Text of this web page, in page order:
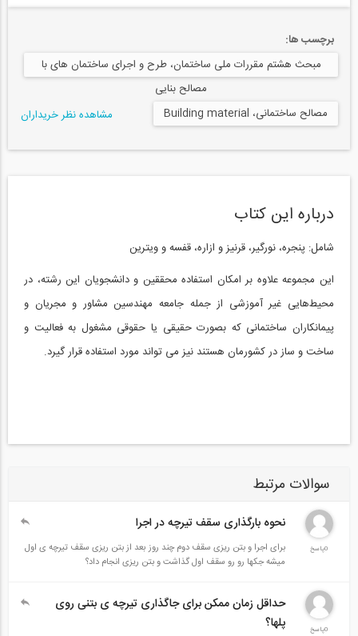
برچسب ها:
مبحث هشتم مقررات ملی ساختمان، طرح و اجرای ساختمان های با
مصالح بنایی
مصالح ساختمانی، Building material
مشاهده نظر خریداران
درباره این کتاب
شامل: پنجره، نورگیر، قرنیز و ازاره، قفسه و ویترین
این مجموعه علاوه بر امکان استفاده محققین و دانشجویان این رشته، در
محیط‌هایی غیر آموزشی از جمله جامعه مهندسین مشاور و مجریان و
پیمانکاران ساختمانی که بصورت حقیقی یا حقوقی مشغول به فعالیت و
ساخت و ساز در کشورمان هستند نیز می تواند مورد استفاده قرار گیرد.
سوالات مرتبط
0پاسخ
نحوه بارگذاری سقف تیرچه در اجرا
برای اجرا و بتن ریزی سقف دوم چند روز بعد از بتن ریزی سقف تیرچه ی اول
میشه جکها رو رو سقف اول گذاشت و بتن ریزی انجام داد؟
0پاسخ
حداقل زمان ممکن برای جاگذاری تیرچه ی بتنی روی
پلها؟